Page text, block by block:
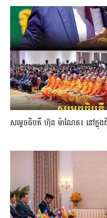
សម្តេចធិបតី ហ៊ុន ម៉ាណែត៖ នៅក្នុ